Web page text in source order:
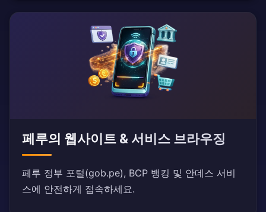
페루의 웹사이트 & 서비스 브라우징
페루 정부 포털(gob.pe), BCP 뱅킹 및 안데스 서비
스에 안전하게 접속하세요.